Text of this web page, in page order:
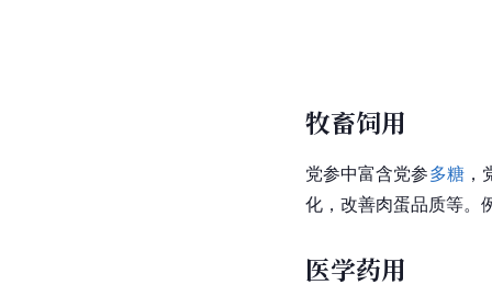
牧畜饲用
党参中富含党参多糖，
化，改善肉蛋品质等。
医学药用